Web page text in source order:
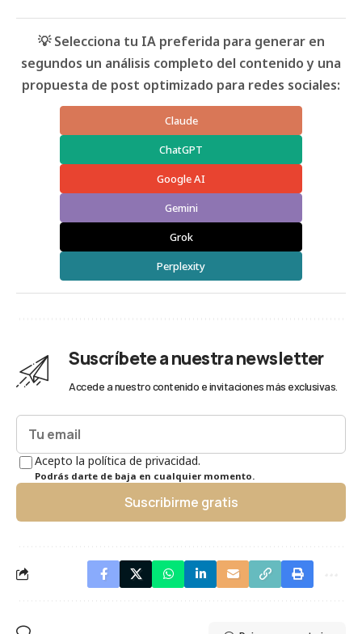
💡 Selecciona tu IA preferida para generar en
segundos un análisis completo del contenido y una
propuesta de post optimizado para redes sociales:
Claude
ChatGPT
Google AI
Gemini
Grok
Perplexity
Suscríbete a nuestra newsletter
Accede a nuestro contenido e invitaciones más exclusivas.
Acepto la política de privacidad.
Podrás darte de baja en cualquier momento.
Suscribirme gratis